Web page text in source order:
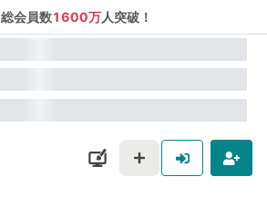
総会員数1600万人突破！